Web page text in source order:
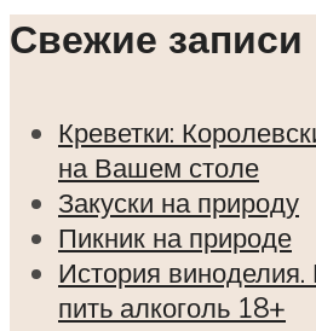
Свежие записи
Креветки:
на Вашем столе
Закуски на природу
Пикник на природе
История виноделия.
пить алкоголь 18+